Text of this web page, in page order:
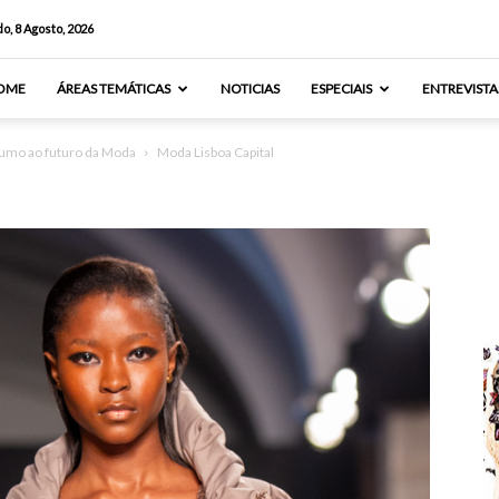
8 Agosto, 2026
ÁREAS TEMÁTICAS NOTICIAS ESPECIAIS
ao futuro da Moda Moda Lisboa Capital